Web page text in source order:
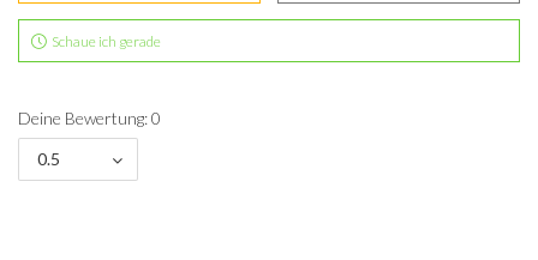
Schaue ich gerade
Deine Bewertung: 0
0.5